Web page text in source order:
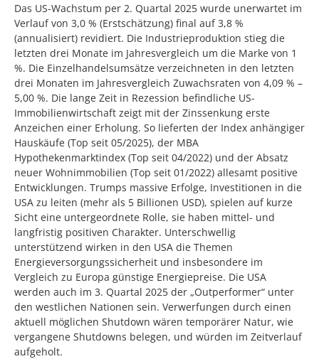
Das US-Wachstum per 2. Quartal 2025 wurde unerwartet im
Verlauf von 3,0 % (Erstschätzung) final auf 3,8 %
(annualisiert) revidiert. Die Industrieproduktion stieg die
letzten drei Monate im Jahresvergleich um die Marke von 1
%. Die Einzelhandelsumsätze verzeichneten in den letzten
drei Monaten im Jahresvergleich Zuwachsraten von 4,09 % –
5,00 %. Die lange Zeit in Rezession befindliche US-
Immobilienwirtschaft zeigt mit der Zinssenkung erste
Anzeichen einer Erholung. So lieferten der Index anhängiger
Hauskäufe (Top seit 05/2025), der MBA
Hypothekenmarktindex (Top seit 04/2022) und der Absatz
neuer Wohnimmobilien (Top seit 01/2022) allesamt positive
Entwicklungen. Trumps massive Erfolge, Investitionen in die
USA zu leiten (mehr als 5 Billionen USD), spielen auf kurze
Sicht eine untergeordnete Rolle, sie haben mittel- und
langfristig positiven Charakter. Unterschwellig
unterstützend wirken in den USA die Themen
Energieversorgungssicherheit und insbesondere im
Vergleich zu Europa günstige Energiepreise. Die USA
werden auch im 3. Quartal 2025 der „Outperformer“ unter
den westlichen Nationen sein. Verwerfungen durch einen
aktuell möglichen Shutdown wären temporärer Natur, wie
vergangene Shutdowns belegen, und würden im Zeitverlauf
aufgeholt.